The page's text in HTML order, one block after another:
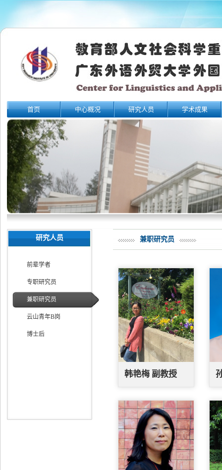
首页 中心概况 研究人员 学术成果
研究人员
前辈学者
专职研究员
兼职研究员
云山青年B岗
博士后
兼职研究员
韩艳梅 副教授